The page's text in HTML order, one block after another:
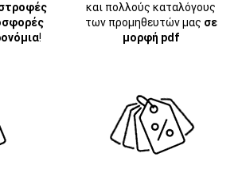
!
και πολλούς καταλόγους
των προμηθευτών μας σε
μορφή pdf